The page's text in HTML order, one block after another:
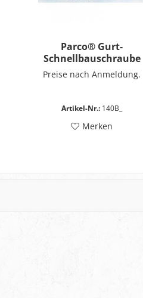
Parco® Gurt-
Schnellbauschraube
phos.
Preise nach Anmeldung.
Artikel-Nr.: 140B_
Merken